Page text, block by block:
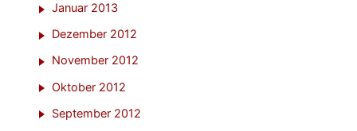
Januar 2013
Dezember 2012
November 2012
Oktober 2012
September 2012